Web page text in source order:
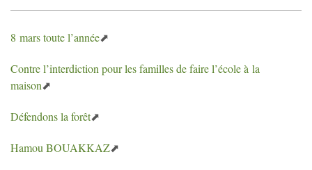
8 mars toute l’année
Contre l’interdiction pour les familles de faire l’école à la
maison
Défendons la forêt
Hamou BOUAKKAZ